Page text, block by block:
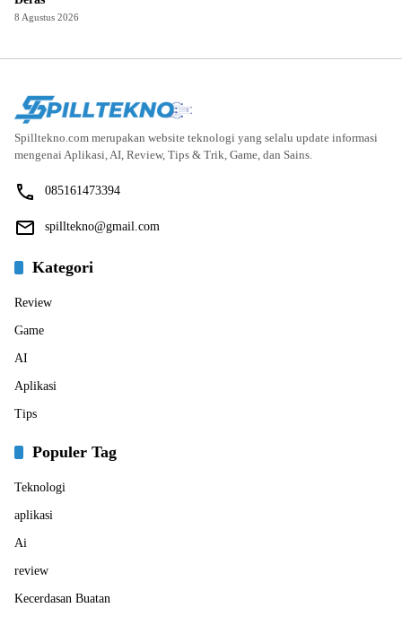
8 Agustus 2026
Spilltekno.com merupakan website teknologi yang selalu update informasi
mengenai Aplikasi, AI, Review, Tips & Trik, Game, dan Sains.
085161473394
spilltekno@gmail.com
Kategori
Review
Game
AI
Aplikasi
Tips
Populer Tag
Teknologi
aplikasi
Ai
review
Kecerdasan Buatan